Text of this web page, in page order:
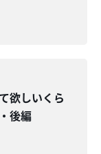
欲しいくら
後編